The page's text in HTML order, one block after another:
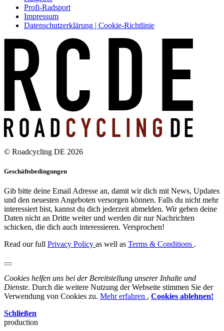
Profi-Radsport
Impressum
Datenschutzerklärung | Cookie-Richtlinie
© Roadcycling DE 2026
Geschäftsbedingungen
Gib bitte deine Email Adresse an, damit wir dich mit News, Updates
und den neuesten Angeboten versorgen können. Falls du nicht mehr
interessiert bist, kannst du dich jederzeit abmelden. Wir geben deine
Daten nicht an Dritte weiter und werden dir nur Nachrichten
schicken, die dich auch interessieren. Versprochen!
Read our full Privacy Policy as well as Terms & Conditions .
Cookies helfen uns bei der Bereitstellung unserer Inhalte und
Dienste. Durch die weitere Nutzung der Webseite stimmen Sie der
Verwendung von Cookies zu. Mehr erfahren , Cookies ablehnen!
Schließen
production